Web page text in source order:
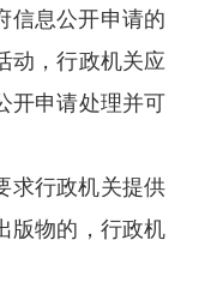
息公开申请的
动，行政机关应
开申请处理并可
求行政机关提供
版物的，行政机